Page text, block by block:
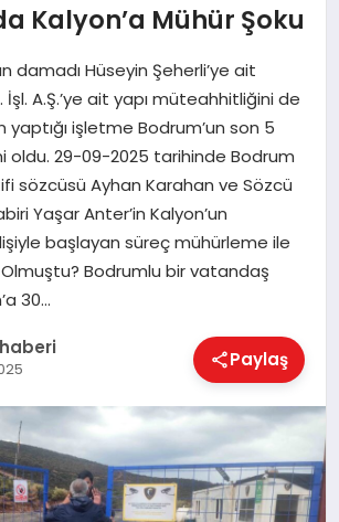
Kalyon’a Mühür Şoku
damadı Hüseyin Şeherli’ye ait
İşl. A.Ş.’ye ait yapı müteahhitliğini de
yaptığı işletme Bodrum’un son 5
oldu. 29-09-2025 tarihinde Bodrum
sözcüsü Ayhan Karahan ve Sözcü
Yaşar Anter’in Kalyon’un
başlayan süreç mühürleme ile
Olmuştu? Bodrumlu bir vatandaş
30…
Paylaş